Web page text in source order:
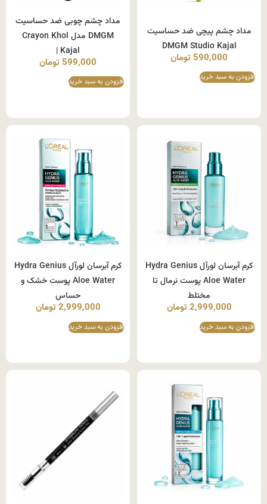
مداد چشم پیچی ضد حساسیت
DMGM Studio Kajal
590,000 تومان
افزودن به سبد خرید
مداد چشم چوبی ضد حساسیت
DMGM مدل Crayon Khol
Kajal |
599,000 تومان
افزودن به سبد خرید
کرم آبرسان لورآل Hydra Genius
Aloe Water پوست نرمال تا
مختلط
2,999,000 تومان
افزودن به سبد خرید
کرم آبرسان لورآل Hydra Genius
Aloe Water پوست خشک و
حساس
2,999,000 تومان
افزودن به سبد خرید